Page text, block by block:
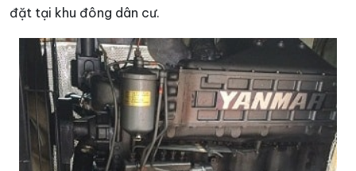
đặt tại khu đông dân cư.